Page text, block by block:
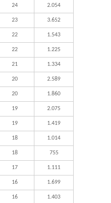
24 2.054
23 3.652
22 1.543
22 1.225
21 1.334
20 2.589
20 1.860
19 2.075
19 1.419
18 1.014
18 755
17 1.111
16 1.699
16 1.403